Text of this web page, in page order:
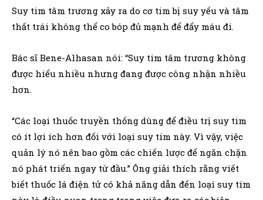
Suy tim tâm trương xảy ra do cơ tim bị suy yếu và tâm
thất trái không thể co bóp đủ mạnh để đẩy máu đi.
Bác sĩ Bene-Alhasan nói: “Suy tim tâm trương không
được hiểu nhiều nhưng đang được công nhận nhiều
hơn.
“Các loại thuốc truyền thống dùng để điều trị suy tim
có ít lợi ích hơn đối với loại suy tim này. Vì vậy, việc
quản lý nó nên bao gồm các chiến lược để ngăn chặn
nó phát triển ngay từ đầu.” Ông giải thích rằng viết
biết thuốc lá điện tử có khả năng dẫn đến loại suy tim